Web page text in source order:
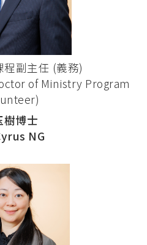
副主任 (義務)
of Ministry Program
樹博士
NG